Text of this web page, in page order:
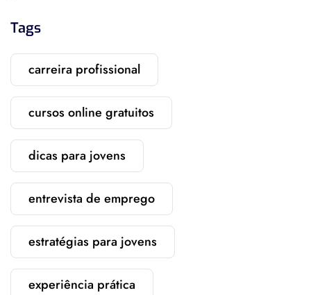
Tags
carreira profissional
cursos online gratuitos
dicas para jovens
entrevista de emprego
estratégias para jovens
experiência prática